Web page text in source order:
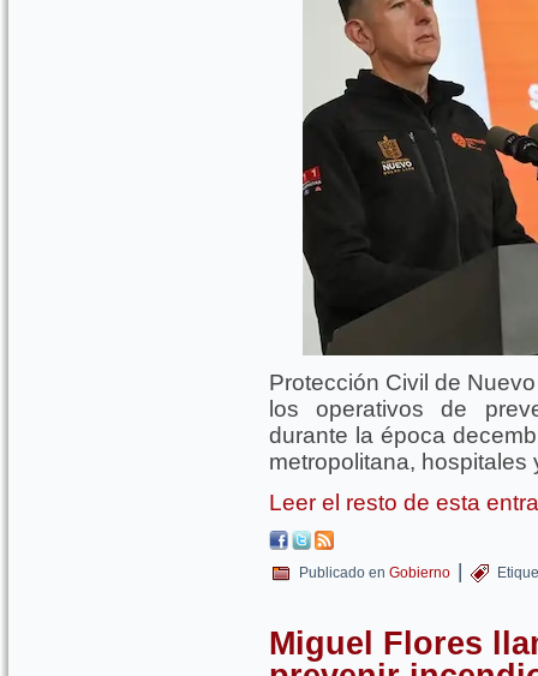
Protección Civil de
los operativos de
durante la época
metropolitana, hospitales
Leer el resto de esta
Publicado en Gobierno |
Miguel Flores